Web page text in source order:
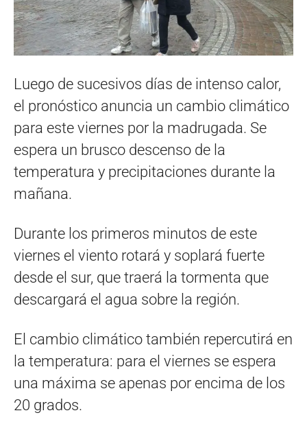
Luego de sucesivos días de intenso calor,
el pronóstico anuncia un cambio climático
para este viernes por la madrugada. Se
espera un brusco descenso de la
temperatura y precipitaciones durante la
mañana.
Durante los primeros minutos de este
viernes el viento rotará y soplará fuerte
desde el sur, que traerá la tormenta que
descargará el agua sobre la región.
El cambio climático también repercutirá en
la temperatura: para el viernes se espera
una máxima se apenas por encima de los
20 grados.